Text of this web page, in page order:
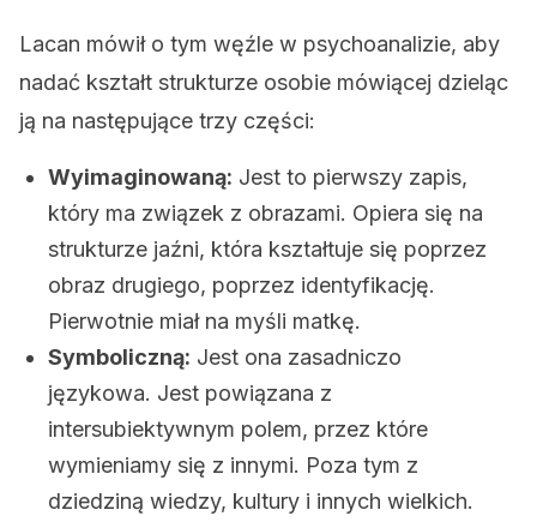
Lacan mówił o tym węźle w psychoanalizie, aby
nadać kształt strukturze osobie mówiącej dzieląc
ją na następujące trzy części:
Wyimaginowaną: Jest to pierwszy zapis,
który ma związek z obrazami. Opiera się na
strukturze jaźni, która kształtuje się poprzez
obraz drugiego, poprzez identyfikację.
Pierwotnie miał na myśli matkę.
Symboliczną: Jest ona zasadniczo
językowa. Jest powiązana z
intersubiektywnym polem, przez które
wymieniamy się z innymi. Poza tym z
dziedziną wiedzy, kultury i innych wielkich.